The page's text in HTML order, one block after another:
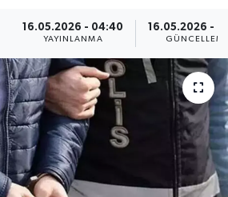
16.05.2026 - 04:40
YAYINLANMA
16.05.2026 -